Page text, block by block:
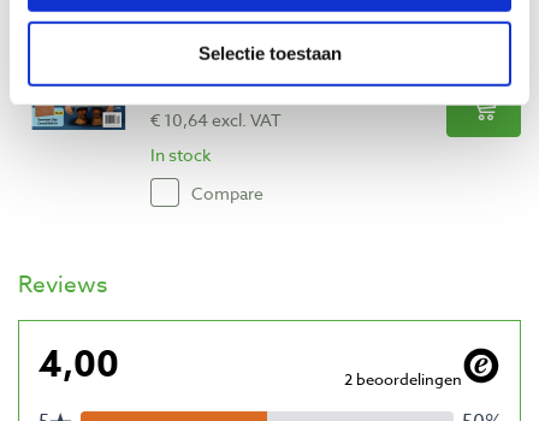
Selectie toestaan
Tijdschrift: Woodcarving Illustrated
Productnumber: 17938
€ 11,60 incl. VAT
€ 10,64 excl. VAT
In stock
Compare
Reviews